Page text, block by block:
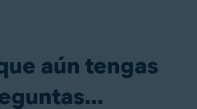
aún tengas